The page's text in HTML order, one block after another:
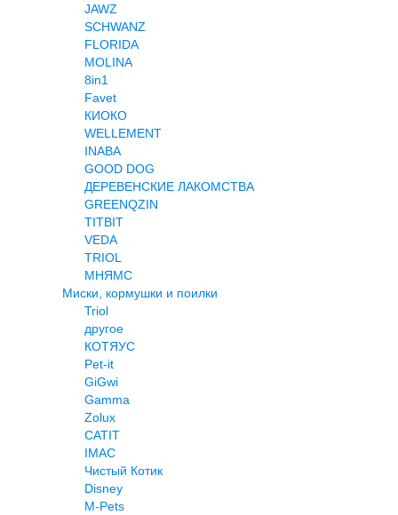
JAWZ
SCHWANZ
FLORIDA
MOLINA
8in1
Favet
КИОКО
WELLEMENT
INABA
GOOD DOG
ДЕРЕВЕНСКИЕ ЛАКОМСТВА
GREENQZIN
TITBIT
VEDA
TRIOL
МНЯМС
Миски, кормушки и поилки
Triol
другое
КОТЯУС
Pet-it
GiGwi
Gamma
Zolux
CATIT
IMAC
Чистый Котик
Disney
M-Pets